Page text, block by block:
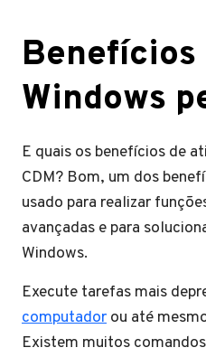
Windows
E quais os benefícios de
CDM? Bom, um dos
usado para realizar
avançadas e para
Windows.
Execute tarefas mais
computador ou até
Existem muitos